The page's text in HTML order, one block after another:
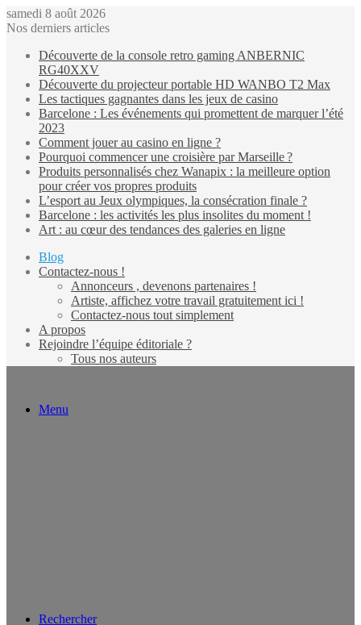
samedi 8 août 2026
Nos derniers articles
Découverte de la console retro gaming ANBERNIC
RG40XXV
Découverte du projecteur portable HD WANBO T2 Max
Les tactiques gagnantes dans les jeux de casino
Barcelone : Les événements qui promettent de marquer l’été
2023
Comment jouer au casino en ligne ?
Pourquoi commencer une croisière par Marseille ?
Produits personnalisés chez Wanapix : la meilleure option
pour créer vos propres produits
L’esport au Jeux olympiques, la consécration finale ?
Barcelone : les activités les plus insolites du moment !
Art : au cœur des tendances des galeries en ligne
Blog
Contactez-nous !
Annonceurs , devenons partenaires !
Artiste, affichez votre travail gratuitement ici !
Contactez-nous tout simplement
A propos
Rejoindre l’équipe éditoriale ?
Tous nos auteurs
Menu
Rechercher